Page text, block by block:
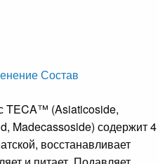
Состав
TECA™ (Asiaticoside,
Madecassoside) содержит 4
восстанавливает